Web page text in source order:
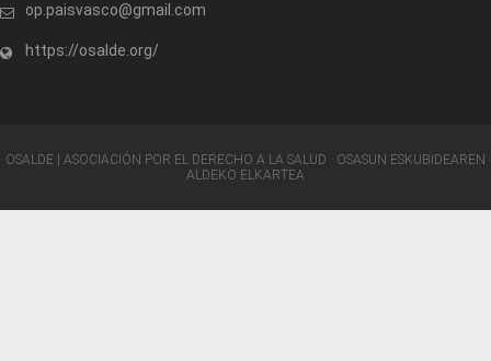
op.paisvasco@gmail.com
https://osalde.org/
OSALDE | ASOCIACIÓN POR EL DERECHO A LA SALUD · OSASUN ESKUBIDEAREN
ALDEKO ELKARTEA